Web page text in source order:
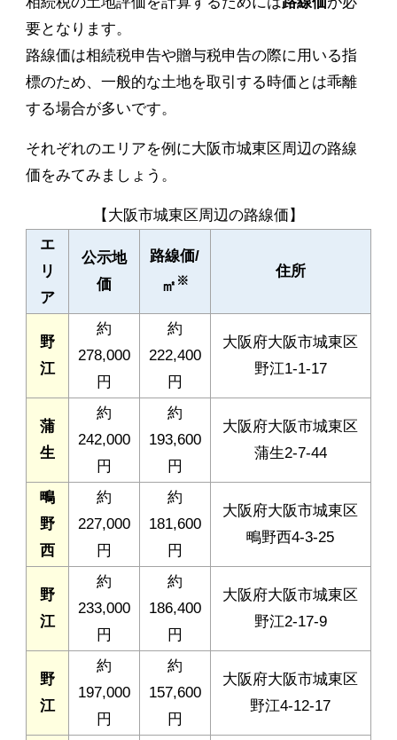
要となります。
路線価は相続税申告や贈与税申告の際に用いる指
標のため、一般的な土地を取引する時価とは乖離
する場合が多いです。
それぞれのエリアを例に大阪市城東区周辺の路線
価をみてみましょう。
【大阪市城東区周辺の路線価】
エ
リ
ア
公示地
価
路線価/
㎡ ※
住所
野
江
約
278,000
円
約
222,400
円
大阪府大阪市城東区
野江1-1-17
蒲
生
約
242,000
円
約
193,600
円
大阪府大阪市城東区
蒲生2-7-44
鴫
野
西
約
227,000
円
約
181,600
円
大阪府大阪市城東区
鴫野西4-3-25
野
江
約
233,000
円
約
186,400
円
大阪府大阪市城東区
野江2-17-9
野
江
約
197,000
円
約
157,600
円
大阪府大阪市城東区
野江4-12-17